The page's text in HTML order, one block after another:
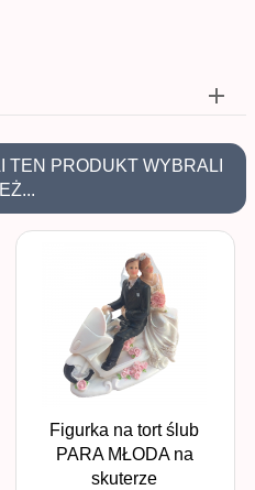
TEN PRODUKT WYBRALI
Figurka na tort ślub
PARA MŁODA na
skuterze